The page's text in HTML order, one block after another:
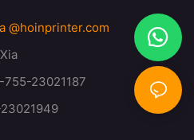
@hoinprinter.com
23021187